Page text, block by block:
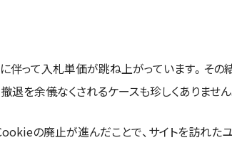
って入札単価が跳ね上がっています。その
退を余儀なくされるケースも珍しくありません
の廃止が進んだことで、サイトを訪れた